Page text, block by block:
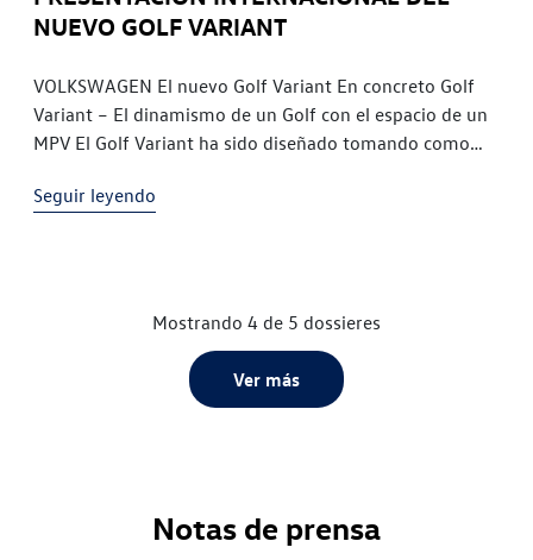
NUEVO GOLF VARIANT
VOLKSWAGEN El nuevo Golf Variant En concreto Golf
Variant – El dinamismo de un Golf con el espacio de un
MPV El Golf Variant ha sido diseñado tomando como
Volkswagen Wolfsburgo, otoño de 2009. Tras el estreno
Seguir leyendo
Mostrando 4 de 5 dossieres
Ver más
Notas de prensa